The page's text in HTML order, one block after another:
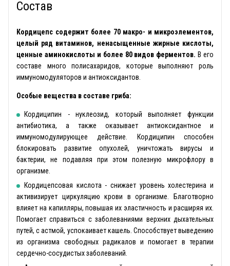
Состав
Кордицепс содержит более 70 макро- и микроэлементов,
целый ряд витаминов, ненасыщенные жирные кислоты,
ценные аминокислоты и более 80 видов ферментов. В его
составе много полисахаридов, которые выполняют роль
иммуномодуляторов и антиоксидантов.
Особые вещества в составе гриба:
Кордиципин - нуклеозид, который выполняет функции
антибиотика, а также оказывает антиоксидантное и
иммуномодулирующее действие. Кордиципин способен
блокировать развитие опухолей, уничтожать вирусы и
бактерии, не подавляя при этом полезную микрофлору в
организме.
Кордицепсовая кислота - снижает уровень холестерина и
активизирует циркуляцию крови в организме. Благотворно
влияет на капилляры, повышая их эластичность и расширяя их.
Помогает справиться с заболеваниями верхних дыхательных
путей, с астмой, успокаивает кашель. Способствует выведению
из организма свободных радикалов и помогает в терапии
сердечно-сосудистых заболеваний.